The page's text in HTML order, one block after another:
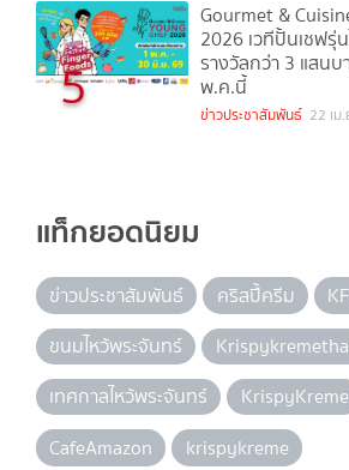
5
Gourmet &
2026 เวทีปั้นเชฟรุ่
รางวัลกว่า 3 แสน
พ.ค.นี้
ข่าวประชาสัมพันธ์ 22 เม
แท็กยอดนิยม
ข่าวประชาสัมพันธ์ คริสปี้ครีม
ขนมไหว้พระจันทร์
เทศกาลไหว้พระจันทร์
KrispyKreme
CafeAmazon
krispykreme